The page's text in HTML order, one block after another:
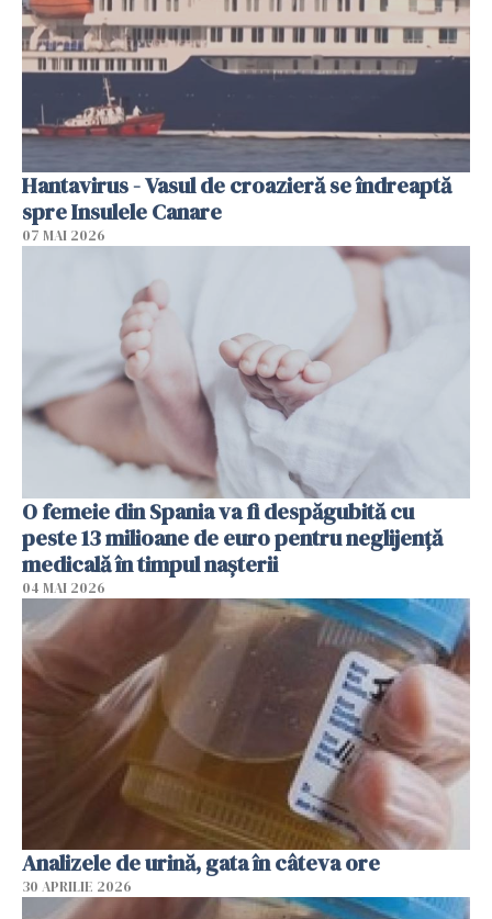
Hantavirus - Vasul de croazieră se îndreaptă
spre Insulele Canare
07 MAI 2026
O femeie din Spania va fi despăgubită cu
peste 13 milioane de euro pentru neglijenţă
medicală în timpul naşterii
04 MAI 2026
Analizele de urină, gata în câteva ore
30 APRILIE 2026